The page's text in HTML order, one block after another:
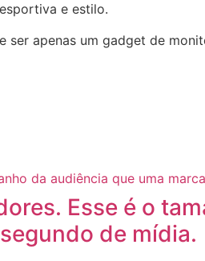
e estilo.
ser apenas um gadget de
Esse é o
de mídia.